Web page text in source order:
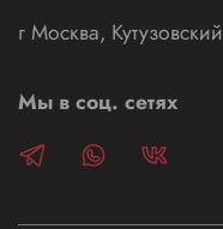
г Москва,
Мы в соц. сетях